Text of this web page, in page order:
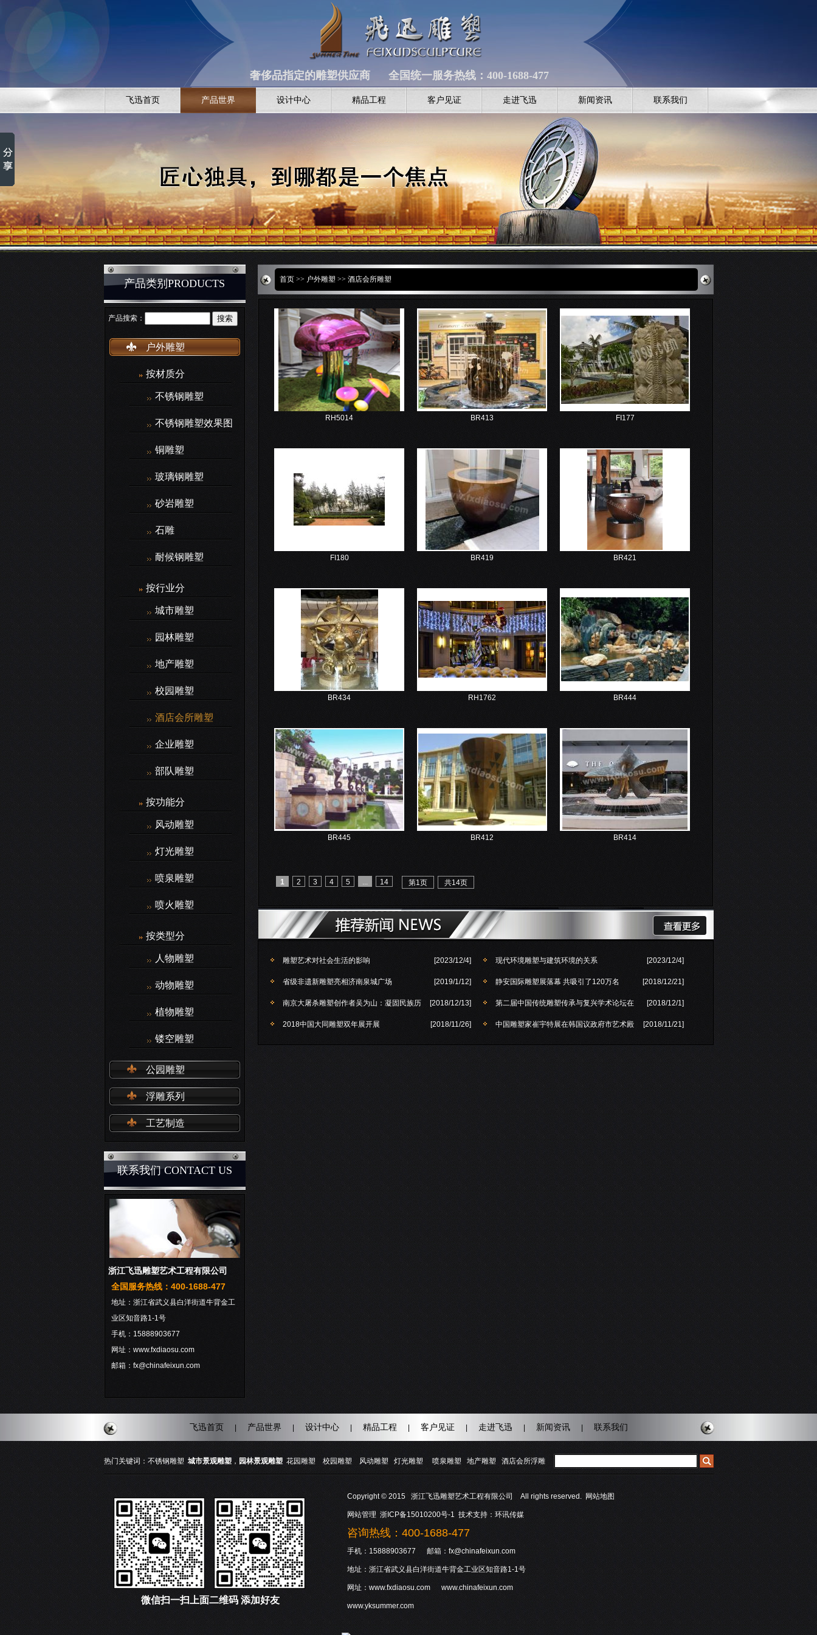
奢侈品指定的雕塑供应商 全国统一服务热线：400-1688-477
飞迅首页 产品世界 设计中心 精品工程 客户见证 走进飞迅 新闻资讯 联系我们
产品类别PRODUCTS
产品搜索：
户外雕塑
按材质分
不锈钢雕塑
不锈钢雕塑效果图
铜雕塑
玻璃钢雕塑
砂岩雕塑
石雕
耐候钢雕塑
按行业分
城市雕塑
园林雕塑
地产雕塑
校园雕塑
酒店会所雕塑
企业雕塑
部队雕塑
按功能分
风动雕塑
灯光雕塑
喷泉雕塑
喷火雕塑
按类型分
人物雕塑
动物雕塑
植物雕塑
镂空雕塑
公园雕塑
浮雕系列
工艺制造
联系我们 CONTACT US
浙江飞迅雕塑艺术工程有限公司
全国服务热线：400-1688-477
地址：浙江省武义县白洋街道牛背金工
业区知音路1-1号
手机：15888903677
网址：www.fxdiaosu.com
邮箱：fx@chinafeixun.com
首页>> 户外雕塑 >> 酒店会所雕塑
RH5014 BR413 FI177
FI180 BR419 BR421
BR434 RH1762 BR444
BR445 BR412 BR414
1 2 3 4 5 ... 14 第1页 共14页
雕塑艺术对社会生活的影响 [2023/12/4] 现代环境雕塑与建筑环境的关系 [2023/12/4]
省级非遗新雕塑亮相济南泉城广场 [2019/1/12] 静安国际雕塑展落幕 共吸引了120万名 [2018/12/21]
南京大屠杀雕塑创作者吴为山：凝固民族历 [2018/12/13] 第二届中国传统雕塑传承与复兴学术论坛在 [2018/12/1]
2018中国大同雕塑双年展开展 [2018/11/26] 中国雕塑家崔宇特展在韩国议政府市艺术殿 [2018/11/21]
飞迅首页 | 产品世界 | 设计中心 | 精品工程 | 客户见证 | 走进飞迅 | 新闻资讯 | 联系我们
热门关键词： 不锈钢雕塑 城市景观雕塑， 园林景观雕塑 花园雕塑 校园雕塑 风动雕塑 灯光雕塑 喷泉雕塑 地产雕塑 酒店会所浮雕
微信扫一扫上面二维码 添加好友
Copyright © 2015 浙江飞迅雕塑艺术工程有限公司 All rights reserved. 网站地图
网站管理 浙ICP备15010200号-1 技术支持： 环讯传媒
咨询热线：400-1688-477
手机：15888903677 邮箱：fx@chinafeixun.com
地址：浙江省武义县白洋街道牛背金工业区知音路1-1号
网址：www.fxdiaosu.com www.chinafeixun.com
www.yksummer.com